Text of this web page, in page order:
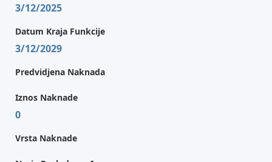
3/12/2025
Datum Kraja Funkcije
3/12/2029
Predvidjena Naknada
Iznos Naknade
0
Vrsta Naknade